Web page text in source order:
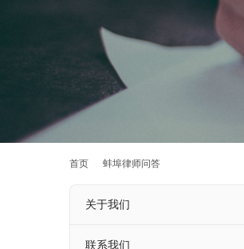
首页 蚌埠律师问答
关于我们
联系我们